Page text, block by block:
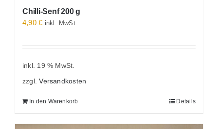
Chilli-Senf 200 g
4,90€ inkl. MwSt.
inkl. 19 % MwSt.
zzgl.Versandkosten
In den Warenkorb Details